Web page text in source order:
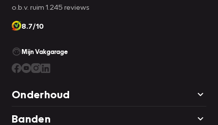
o.b.v. ruim 1.245 reviews
8.7/10
Mijn Vakgarage
Onderhoud
Banden